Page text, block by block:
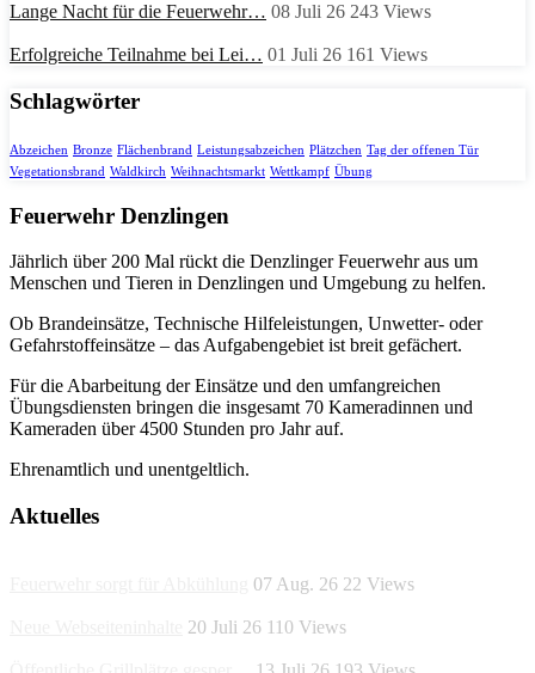
Lange Nacht für die Feuerwehr… 08 Juli 26 243 Views
Erfolgreiche Teilnahme bei Lei… 01 Juli 26 161 Views
Schlagwörter
Abzeichen Bronze Flächenbrand Leistungsabzeichen Plätzchen Tag der offenen Tür
Vegetationsbrand Waldkirch Weihnachtsmarkt Wettkampf Übung
Feuerwehr Denzlingen
Jährlich über 200 Mal rückt die Denzlinger Feuerwehr aus um
Menschen und Tieren in Denzlingen und Umgebung zu helfen.
Ob Brandeinsätze, Technische Hilfeleistungen, Unwetter- oder
Gefahrstoffeinsätze – das Aufgabengebiet ist breit gefächert.
Für die Abarbeitung der Einsätze und den umfangreichen
Übungsdiensten bringen die insgesamt 70 Kameradinnen und
Kameraden über 4500 Stunden pro Jahr auf.
Ehrenamtlich und unentgeltlich.
Aktuelles
07 Aug. 26 22 Views
20 Juli 26 110 Views